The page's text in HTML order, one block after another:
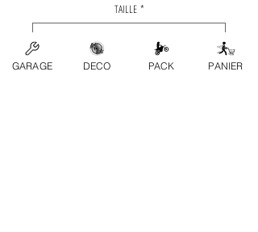
TAILLE *
0/500
GARAGE DECO PACK PANIER